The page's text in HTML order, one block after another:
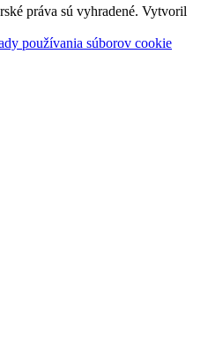
práva sú vyhradené. Vytvoril
používania súborov cookie